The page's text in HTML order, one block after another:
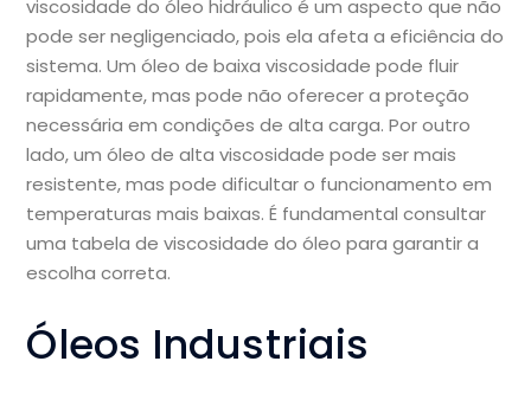
viscosidade do óleo hidráulico é um aspecto que não
pode ser negligenciado, pois ela afeta a eficiência do
sistema. Um óleo de baixa viscosidade pode fluir
rapidamente, mas pode não oferecer a proteção
necessária em condições de alta carga. Por outro
lado, um óleo de alta viscosidade pode ser mais
resistente, mas pode dificultar o funcionamento em
temperaturas mais baixas. É fundamental consultar
uma tabela de viscosidade do óleo para garantir a
escolha correta.
Óleos Industriais